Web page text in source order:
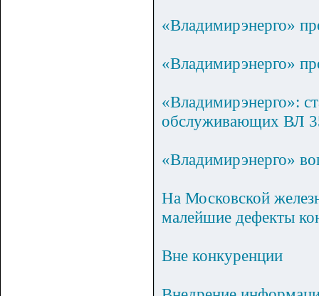
«Владимирэнерго»
«Владимирэнерго»
«Владимирэнерго»:
обслуживающих ВЛ
«Владимирэнерго»
На Московской
малейшие дефекты
Вне конкуренции